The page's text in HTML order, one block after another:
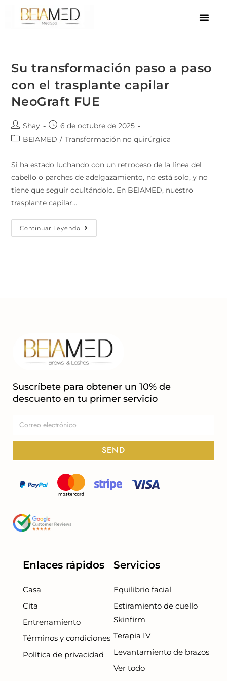
Su transformación paso a paso
con el trasplante capilar
NeoGraft FUE
Shay
6 de octubre de 2025
BEIAMED / Transformación no quirúrgica
Si ha estado luchando con un retroceso de la línea del
cabello o parches de adelgazamiento, no está solo, y no
tiene que seguir ocultándolo. En BEIAMED, nuestro
trasplante capilar…
Continuar Leyendo
Suscríbete para obtener un 10% de
descuento en tu primer servicio
SEND
Enlaces rápidos
Casa
Cita
Entrenamiento
Términos y condiciones
Política de privacidad
Servicios
Equilibrio facial
Estiramiento de cuello
Skinfirm
Terapia IV
Levantamiento de brazos
Ver todo